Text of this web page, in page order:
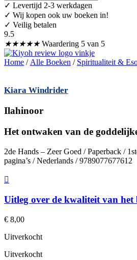
✓ Levertijd 2-3 werkdagen
✓ Wij kopen ook uw boeken in!
✓ Veilig betalen
9.5
★★★★★ Waardering 5 van 5
Home / Alle Boeken / Spiritualiteit &
Kiara Windrider
Ilahinoor
Het ontwaken van de
2de Hands – Zeer Goed / Paperback /
pagina’s / Nederlands / 9789077677612
Uitleg over de kwaliteit van het
€ 8,00
Uitverkocht
Uitverkocht